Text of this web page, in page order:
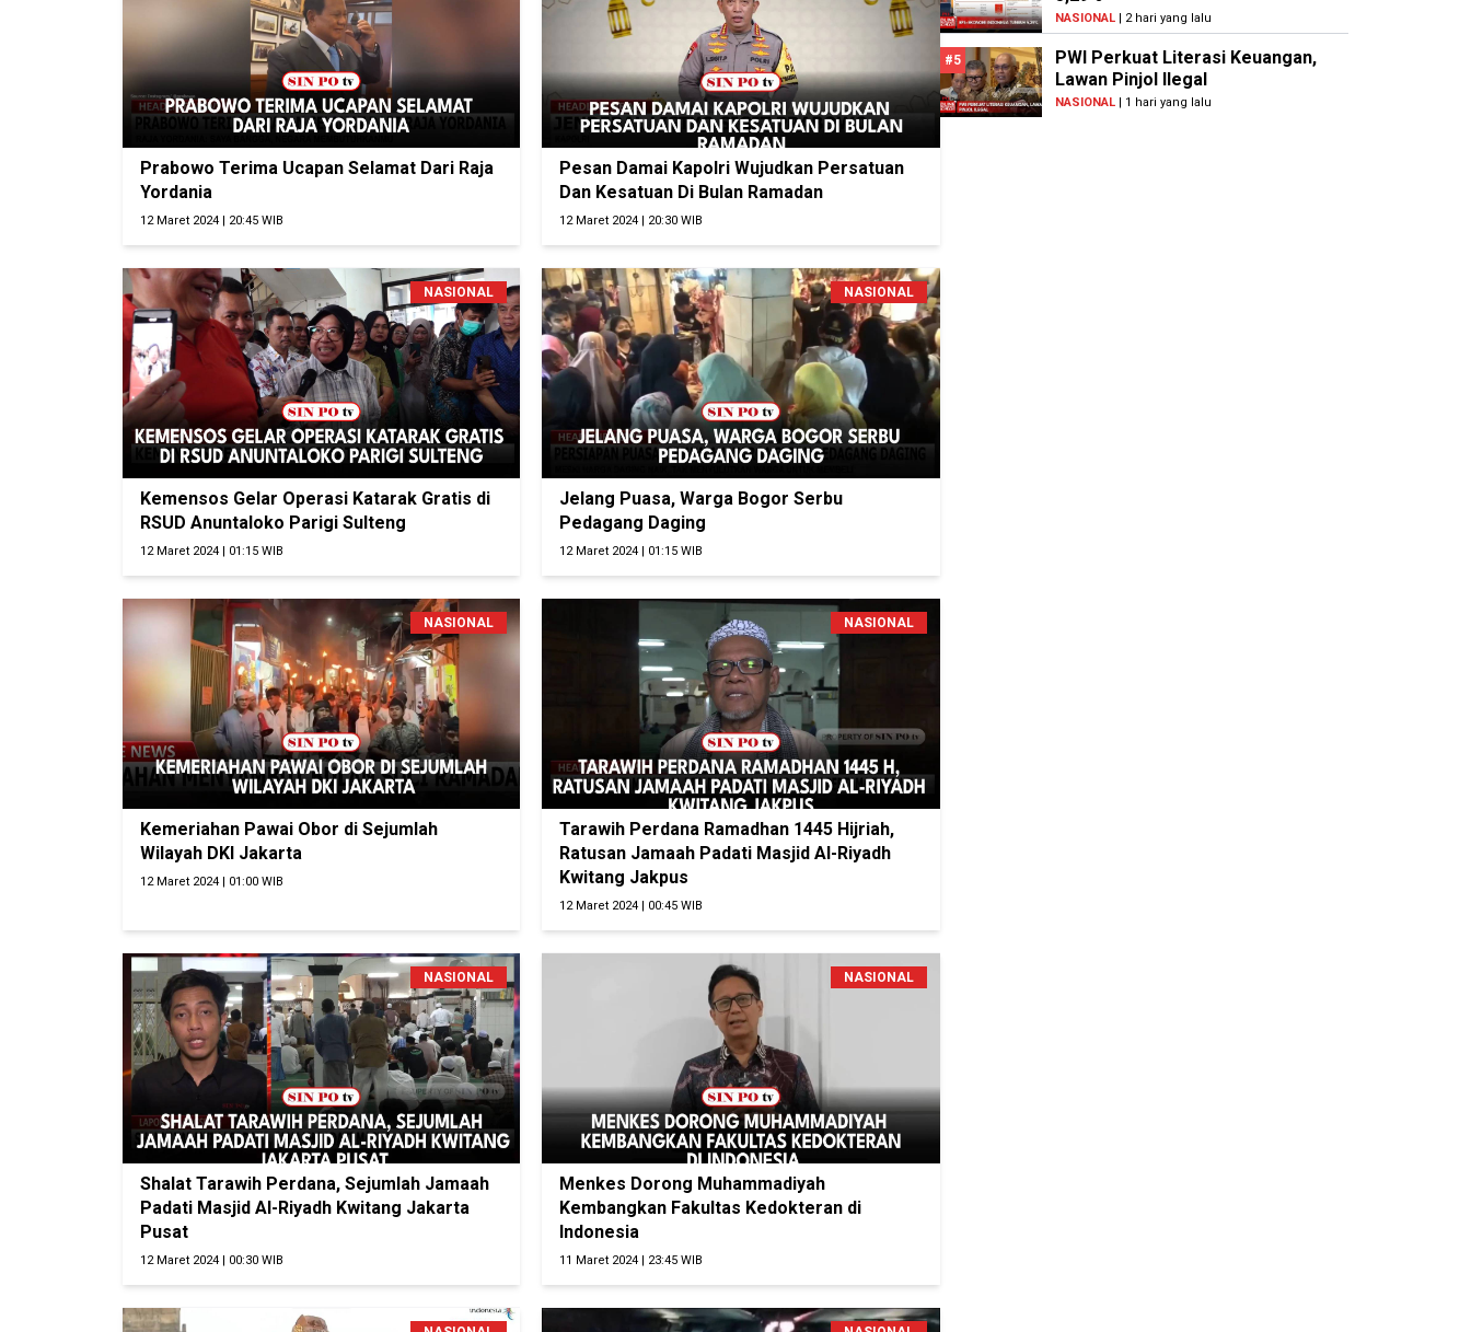
Prabowo Terima Ucapan Selamat Dari Raja
Yordania
12 Maret 2024 | 20:45 WIB
Pesan Damai Kapolri Wujudkan Persatuan
Dan Kesatuan Di Bulan Ramadan
12 Maret 2024 | 20:30 WIB
NASIONAL
Kemensos Gelar Operasi Katarak Gratis di
RSUD Anuntaloko Parigi Sulteng
12 Maret 2024 | 01:15 WIB
NASIONAL
Jelang Puasa, Warga Bogor Serbu
Pedagang Daging
12 Maret 2024 | 01:15 WIB
NASIONAL
Kemeriahan Pawai Obor di Sejumlah
Wilayah DKI Jakarta
12 Maret 2024 | 01:00 WIB
NASIONAL
Tarawih Perdana Ramadhan 1445 Hijriah,
Ratusan Jamaah Padati Masjid Al-Riyadh
Kwitang Jakpus
12 Maret 2024 | 00:45 WIB
NASIONAL
Shalat Tarawih Perdana, Sejumlah Jamaah
Padati Masjid Al-Riyadh Kwitang Jakarta
Pusat
12 Maret 2024 | 00:30 WIB
NASIONAL
Menkes Dorong Muhammadiyah
Kembangkan Fakultas Kedokteran di
Indonesia
11 Maret 2024 | 23:45 WIB
NASIONAL| 2 hari yang lalu
#5
PWI Perkuat Literasi Keuangan,
Lawan Pinjol Ilegal
NASIONAL| 1 hari yang lalu